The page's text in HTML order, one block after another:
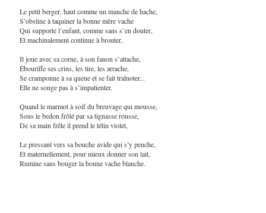
Le petit berger, haut comme un manche de hache,
S’obstine à taquiner la bonne mère vache
Qui supporte l’enfant, comme sans s’en douter,
Et machinalement continue à brouter,
Il joue avec sa corne, à son fanon s’attache,
Ébouriffe ses crins, les tire, les arrache,
Se cramponne à sa queue et se fait traînoter...
Elle ne songe pas à s’impatienter.
Quand le marmot à soif du breuvage qui mousse,
Sous le bedon frôlé par sa tignasse rousse,
De sa main frêle il prend le tétin violet,
Le pressant vers sa bouche avide qui s’y penche,
Et maternellement, pour mieux donner son lait,
Rumine sans bouger la bonne vache blanche.